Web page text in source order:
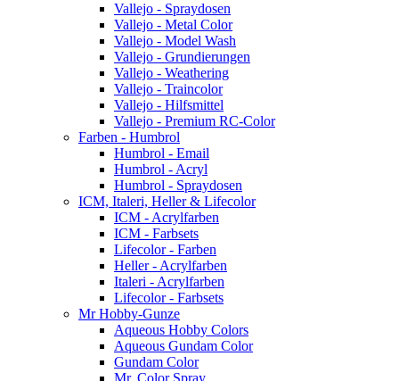
Vallejo - Spraydosen
Vallejo - Metal Color
Vallejo - Model Wash
Vallejo - Grundierungen
Vallejo - Weathering
Vallejo - Traincolor
Vallejo - Hilfsmittel
Vallejo - Premium RC-Color
Farben - Humbrol
Humbrol - Email
Humbrol - Acryl
Humbrol - Spraydosen
ICM, Italeri, Heller & Lifecolor
ICM - Acrylfarben
ICM - Farbsets
Lifecolor - Farben
Heller - Acrylfarben
Italeri - Acrylfarben
Lifecolor - Farbsets
Mr Hobby-Gunze
Aqueous Hobby Colors
Aqueous Gundam Color
Gundam Color
Mr. Color Spray